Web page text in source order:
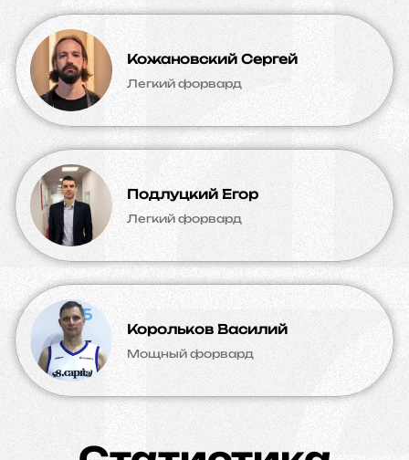
Кожановский Сергей
Легкий форвард
Подлуцкий Егор
Легкий форвард
Корольков Василий
Мощный форвард